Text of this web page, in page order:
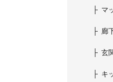
マ
廊
玄
キ